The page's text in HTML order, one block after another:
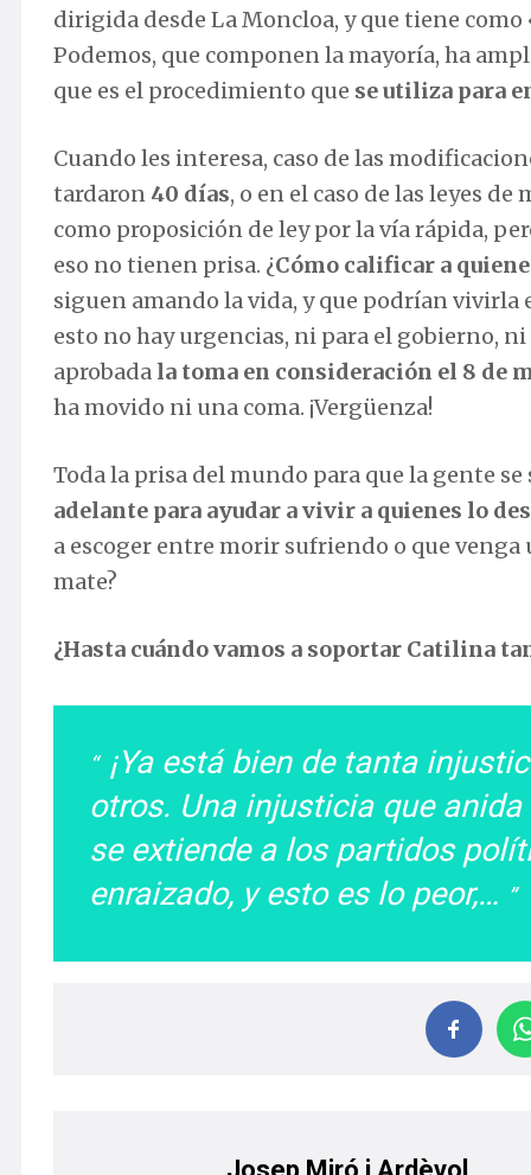
dirigida desde La Moncloa, y que tiene como
Podemos, que componen la mayoría, ha
que es el procedimiento que se utiliza para
Cuando les interesa, caso de las
tardaron 40 días, o en el caso de las leyes
como proposición de ley por la vía rápida,
eso no tienen prisa. ¿Cómo calificar a
siguen amando la vida, y que podrían vivirla
esto no hay urgencias, ni para el gobierno,
aprobada la toma en consideración el 8 de
ha movido ni una coma. ¡Vergüenza!
Toda la prisa del mundo para que la gente
adelante para ayudar a vivir a quienes lo
a escoger entre morir sufriendo o que
mate?
¿Hasta cuándo vamos a soportar Catilina
¡Ya está bien de tanta
otros. Una injusticia que
se extiende a los partidos
enraizado, y esto es lo peor,…